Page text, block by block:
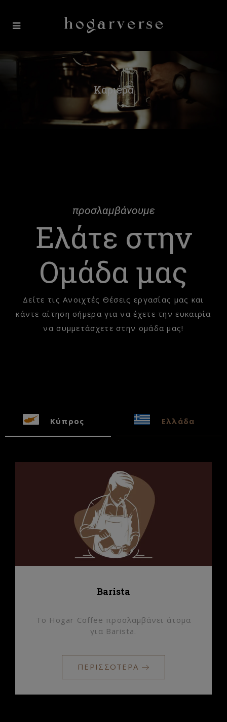
Καριέρα
προσλαμβάνουμε
Ελάτε στην
Ομάδα μας
Δείτε τις Ανοιχτές Θέσεις εργασίας μας και
κάντε αίτηση σήμερα για να έχετε την ευκαιρία
να συμμετάσχετε στην ομάδα μας!
Κύπρος Ελλάδα
Barista
Το Hogar Coffee προσλαμβάνει άτομα
για Barista.
ΠΕΡΙΣΣΟΤΕΡΑ